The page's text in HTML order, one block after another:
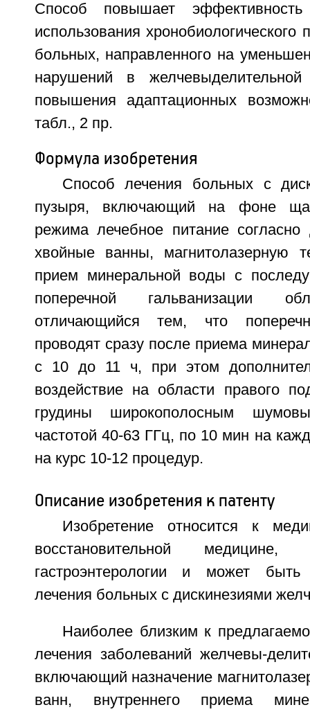
Способ повышает
использования хронобиологического
больных, направленного на
нарушений в
повышения адаптационных
табл., 2 пр.
Формула изобретения
Способ лечения больных с
пузыря, включающий на фоне
режима лечебное питание
хвойные ванны, магнитолазерную
прием минеральной воды с
поперечной гальванизации
отличающийся тем, что
проводят сразу после приема
с 10 до 11 ч, при этом
воздействие на области правого
грудины широкополосным
частотой 40-63 ГГц, по 10 мин на
на курс 10-12 процедур.
Описание изобретения к патенту
Изобретение относится к
восстановительной
гастроэнтерологии и может
лечения больных с дискинезиями
Наиболее близким к
лечения заболеваний желчевы-
включающий назначение
ванн, внутреннего приема